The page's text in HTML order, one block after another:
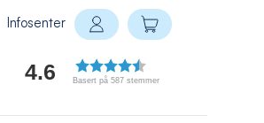
4.6 Basert på 587 stemmer
Infosenter
Logg inn
Min handlekurv